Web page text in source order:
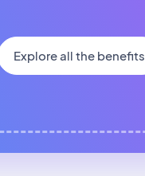
Explore all the benefits